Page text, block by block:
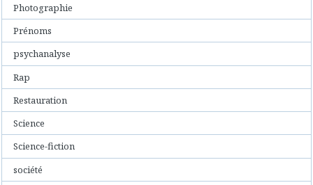
Photographie
Prénoms
psychanalyse
Rap
Restauration
Science
Science-fiction
société